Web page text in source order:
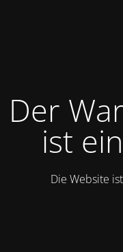
Der
ist
Die Website